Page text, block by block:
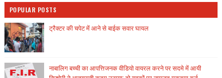
POPULAR POSTS
ट्रैक्टर की चपेट में आने से बाईक सवार घायल
नाबालिग बच्ची का आपत्तिजनक वीडियो वायरल करने पर सदमे में आयी